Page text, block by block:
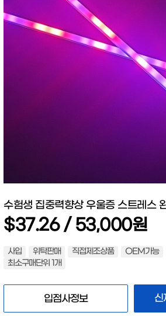
수험생 집중력향상 우울증 스트레스 완
$37.26 / 53,000원
사입 위탁판매 직접제조상품 OEM가능
최소구매단위 1개
입점사정보 신